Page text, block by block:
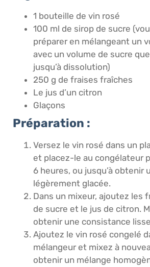
1 bouteille de vin rosé
100 ml de sirop de sucre
préparer en mélangeant un
avec un volume de sucre
jusqu’à dissolution)
250 g de fraises fraîches
Le jus d’un citron
Glaçons
Préparation :
Versez le vin rosé dans un
et placez-le au congélateur
6 heures, ou jusqu’à obtenir
légèrement glacée.
Dans un mixeur, ajoutez les
de sucre et le jus de citron.
obtenir une consistance
Ajoutez le vin rosé congelé
mélangeur et mixez à
obtenir un mélange